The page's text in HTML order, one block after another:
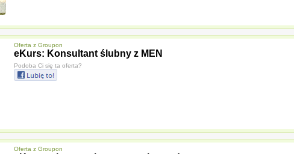
Oferta z Groupon
eKurs: Konsultant ślubny z MEN
Podoba Ci się ta oferta?
Oferta z Groupon